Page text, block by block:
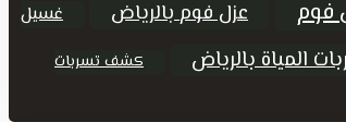
فوم عزل فوم بالرياض
غسيل
المياة بالرياض
كشف تسربات